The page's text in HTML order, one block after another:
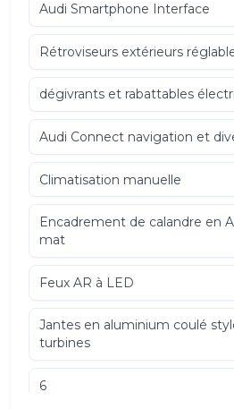
Audi Smartphone Interface
Rétroviseurs extérieurs
dégivrants et rabattables
Audi Connect navigation et
Climatisation manuelle
Encadrement de calandre en
mat
Feux AR à LED
Jantes en aluminium coulé
turbines
6